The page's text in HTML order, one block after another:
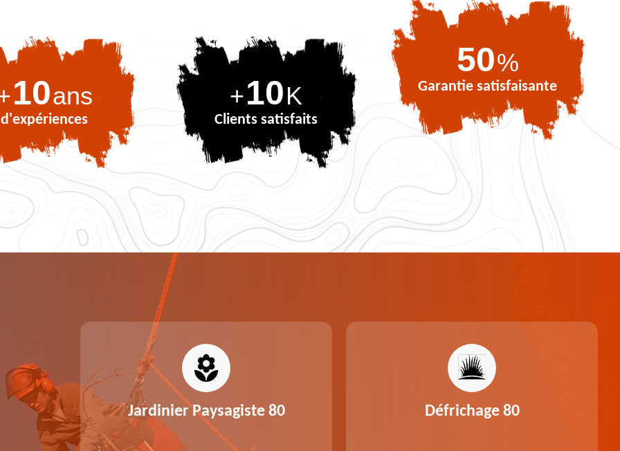
10ans
d'expériences
+10K
Clients satisfaits
72%
Garantie satisfaisante
Jardinier Paysagiste 80 Défrichage 80